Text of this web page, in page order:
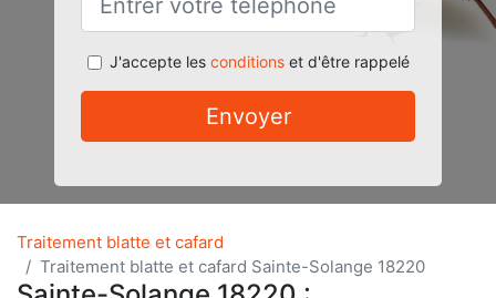
J'accepte les conditionset d'être rappelé
Envoyer
Traitement blatte et cafard
Traitement blatte et cafard Sainte-Solange 18220